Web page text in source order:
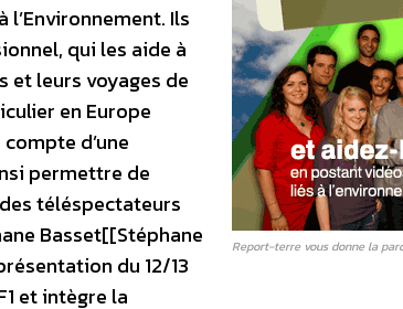
Report-terre vous donne la
Ils
qui les aide à
et leurs voyages de
en Europe
d’une
permettre de
téléspectateurs
Basset[[Stéphane
du 12/13
et intègre la